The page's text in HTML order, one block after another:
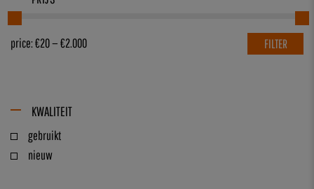
FILTER
price:€20—€2.000
KWALITEIT
gebruikt
nieuw